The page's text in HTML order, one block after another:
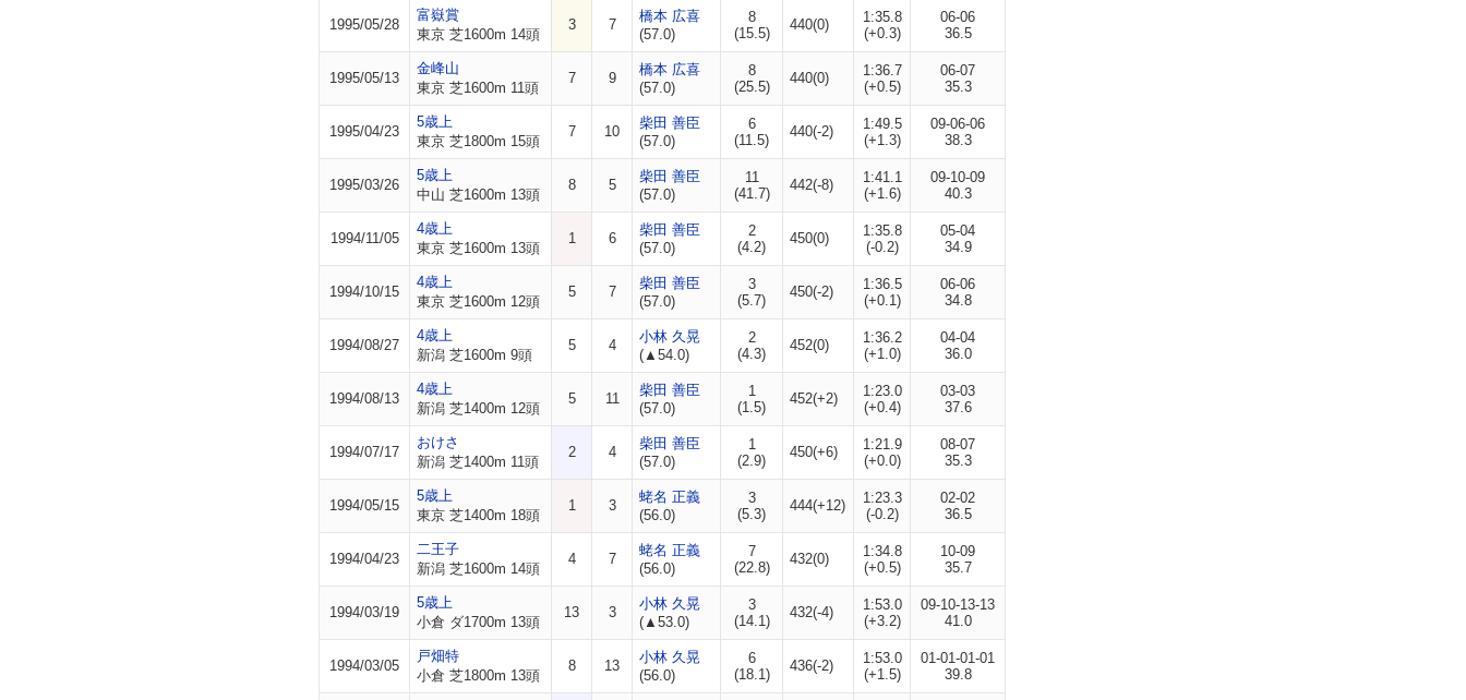
1995/05/28
富嶽賞
東京 芝1600m 14頭
3 7
橋本 広喜
(57.0)
8
(15.5)
440(0)
1:35.8
(+0.3)
06-06
36.5
1995/05/13
金峰山
東京 芝1600m 11頭
7 9
橋本 広喜
(57.0)
8
(25.5)
440(0)
1:36.7
(+0.5)
06-07
35.3
1995/04/23
5歳上
東京 芝1800m 15頭
7 10
柴田 善臣
(57.0)
6
(11.5)
440(-2)
1:49.5
(+1.3)
09-06-06
38.3
1995/03/26
5歳上
中山 芝1600m 13頭
8 5
柴田 善臣
(57.0)
11
(41.7)
442(-8)
1:41.1
(+1.6)
09-10-09
40.3
1994/11/05
4歳上
東京 芝1600m 13頭
1 6
柴田 善臣
(57.0)
2
(4.2)
450(0)
1:35.8
(-0.2)
05-04
34.9
1994/10/15
4歳上
東京 芝1600m 12頭
5 7
柴田 善臣
(57.0)
3
(5.7)
450(-2)
1:36.5
(+0.1)
06-06
34.8
1994/08/27
4歳上
新潟 芝1600m 9頭
5 4
小林 久晃
(▲54.0)
2
(4.3)
452(0)
1:36.2
(+1.0)
04-04
36.0
1994/08/13
4歳上
新潟 芝1400m 12頭
5 11
柴田 善臣
(57.0)
1
(1.5)
452(+2)
1:23.0
(+0.4)
03-03
37.6
1994/07/17
おけさ
新潟 芝1400m 11頭
2 4
柴田 善臣
(57.0)
1
(2.9)
450(+6)
1:21.9
(+0.0)
08-07
35.3
1994/05/15
5歳上
東京 芝1400m 18頭
1 3
蛯名 正義
(56.0)
3
(5.3)
444(+12)
1:23.3
(-0.2)
02-02
36.5
1994/04/23
二王子
新潟 芝1600m 14頭
4 7
蛯名 正義
(56.0)
7
(22.8)
432(0)
1:34.8
(+0.5)
10-09
35.7
1994/03/19
5歳上
小倉 ダ1700m 13頭
13 3
小林 久晃
(▲53.0)
3
(14.1)
432(-4)
1:53.0
(+3.2)
09-10-13-13
41.0
1994/03/05
戸畑特
小倉 芝1800m 13頭
8 13
小林 久晃
(56.0)
6
(18.1)
436(-2)
1:53.0
(+1.5)
01-01-01-01
39.8